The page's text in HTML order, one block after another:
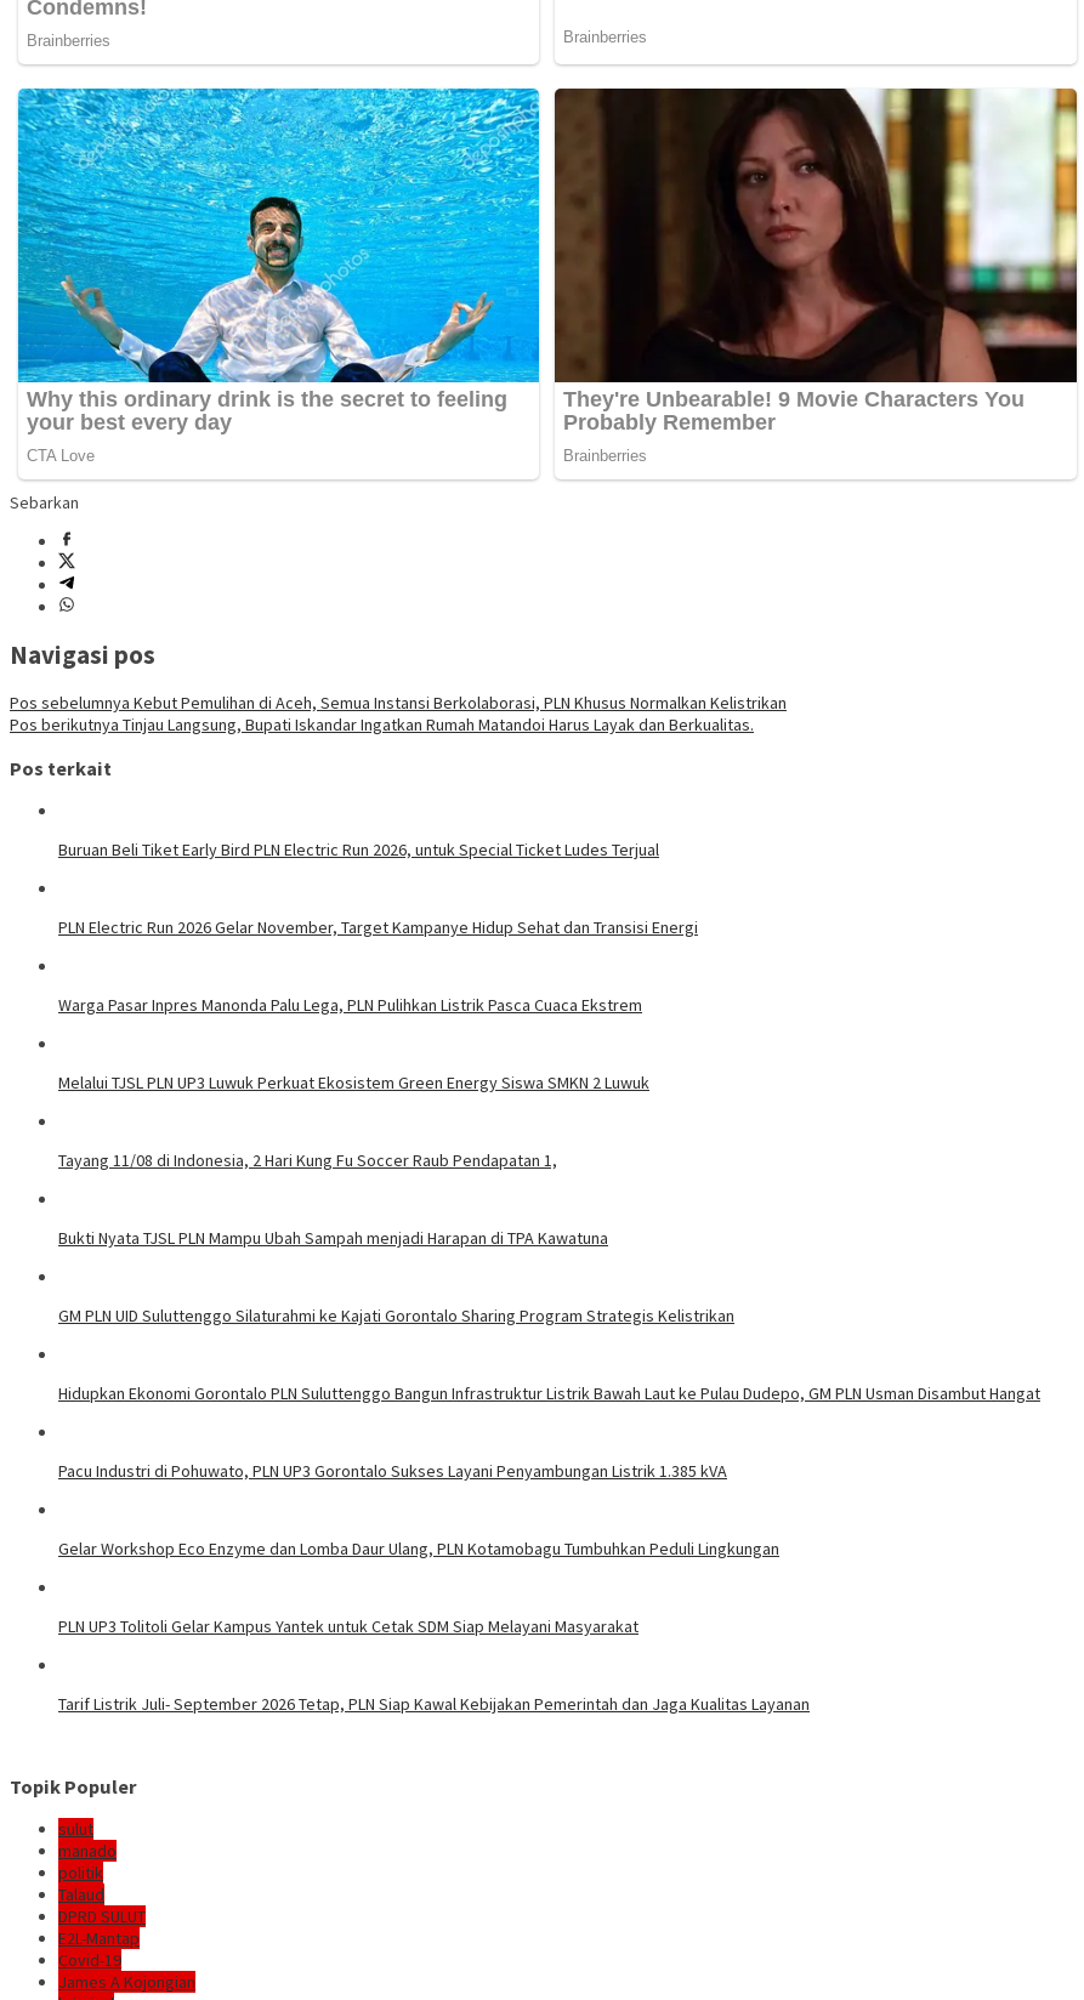
Sebarkan
Navigasi pos
Pos sebelumnya Kebut Pemulihan di Aceh, Semua Instansi Berkolaborasi, PLN Khusus Normalkan Kelistrikan
Pos berikutnya Tinjau Langsung, Bupati Iskandar Ingatkan Rumah Matandoi Harus Layak dan Berkualitas.
Pos terkait
Buruan Beli Tiket Early Bird PLN Electric Run 2026, untuk Special Ticket Ludes Terjual
PLN Electric Run 2026 Gelar November, Target Kampanye Hidup Sehat dan Transisi Energi
Warga Pasar Inpres Manonda Palu Lega, PLN Pulihkan Listrik Pasca Cuaca Ekstrem
Melalui TJSL PLN UP3 Luwuk Perkuat Ekosistem Green Energy Siswa SMKN 2 Luwuk
Tayang 11/08 di Indonesia, 2 Hari Kung Fu Soccer Raub Pendapatan 1,
Bukti Nyata TJSL PLN Mampu Ubah Sampah menjadi Harapan di TPA Kawatuna
GM PLN UID Suluttenggo Silaturahmi ke Kajati Gorontalo Sharing Program Strategis Kelistrikan
Hidupkan Ekonomi Gorontalo PLN Suluttenggo Bangun Infrastruktur Listrik Bawah Laut ke Pulau Dudepo, GM PLN Usman Disambut Hangat
Pacu Industri di Pohuwato, PLN UP3 Gorontalo Sukses Layani Penyambungan Listrik 1.385 kVA
Gelar Workshop Eco Enzyme dan Lomba Daur Ulang, PLN Kotamobagu Tumbuhkan Peduli Lingkungan
PLN UP3 Tolitoli Gelar Kampus Yantek untuk Cetak SDM Siap Melayani Masyarakat
Tarif Listrik Juli- September 2026 Tetap, PLN Siap Kawal Kebijakan Pemerintah dan Jaga Kualitas Layanan
Topik Populer
sulut
manado
politik
Talaud
DPRD SULUT
E2L-Mantap
Covid-19
James A Kojongian